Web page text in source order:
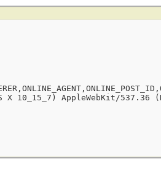
AppleWebKit/537.36